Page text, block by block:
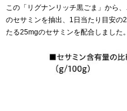
この「リグナンリッチ黒ごま」から
のセサミンを抽出、1日当たり目安の
たる25mgのセサミンを配合しました。